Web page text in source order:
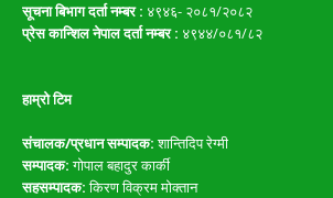
सूचना बिभाग दर्ता नम्बर : ४९४६- २०८१/२०८२
प्रेस कान्शिल नेपाल दर्ता नम्बर : ४९४४/०८१/८२
हाम्रो टिम
संचालक/प्रधान सम्पादक:शान्तिदिप रेग्मी
सम्पादक:गोपाल बहादुर कार्की
सहसम्पादक:किरण विक्रम मोक्तान